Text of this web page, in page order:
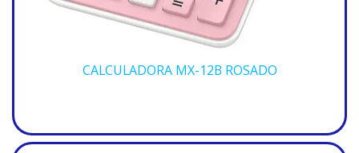
CALCULADORA MX-12B ROSADO